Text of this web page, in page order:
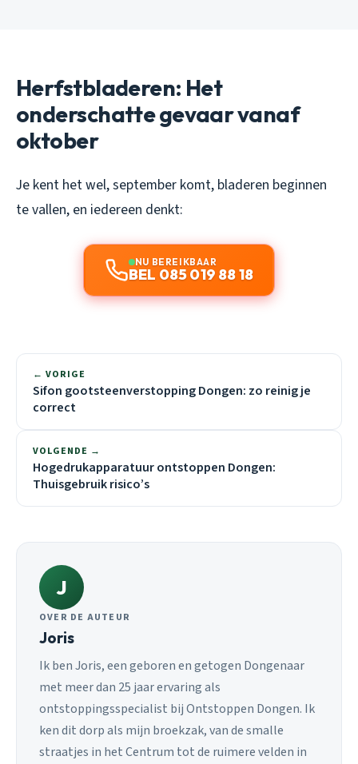
Herfstbladeren: Het
onderschatte gevaar vanaf
oktober
Je kent het wel, september komt, bladeren beginnen
te vallen, en iedereen denkt:
NU BEREIKBAAR
BEL 085 019 88 18
← VORIGE
Sifon gootsteenverstopping Dongen: zo reinig je
correct
VOLGENDE →
Hogedrukapparatuur ontstoppen Dongen:
Thuisgebruik risico’s
J
OVER DE AUTEUR
Joris
Ik ben Joris, een geboren en getogen Dongenaar
met meer dan 25 jaar ervaring als
ontstoppingsspecialist bij Ontstoppen Dongen. Ik
ken dit dorp als mijn broekzak, van de smalle
straatjes in het Centrum tot de ruimere velden in